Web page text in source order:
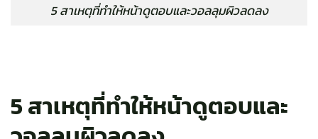
5 สาเหตุที่ทำให้หน้าดูตอบและวอลลุมผิวลดลง
5 สาเหตุที่ทำให้หน้าดูตอบและ